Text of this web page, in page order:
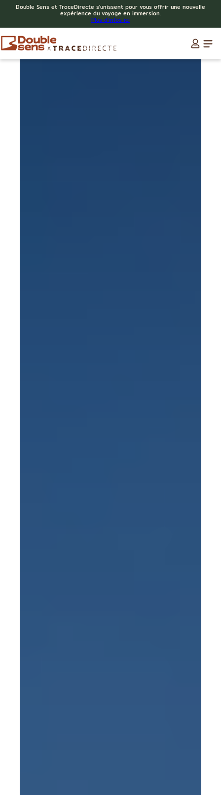
Double Sens et TraceDirecte s'unissent pour vous offrir une nouvelle
expérience du voyage en immersion.
Plus d'infos ici